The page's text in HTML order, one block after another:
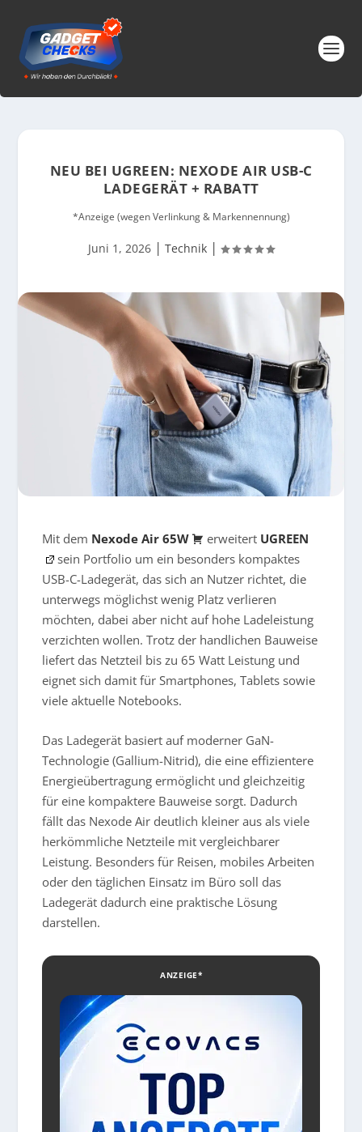
NEU BEI UGREEN: NEXODE AIR USB-C
LADEGERÄT + RABATT
*Anzeige (wegen Verlinkung & Markennennung)
Juni 1, 2026 | Technik |
Mit dem Nexode Air 65W erweitert UGREEN
sein Portfolio um ein besonders kompaktes
USB-C-Ladegerät, das sich an Nutzer richtet, die
unterwegs möglichst wenig Platz verlieren
möchten, dabei aber nicht auf hohe Ladeleistung
verzichten wollen. Trotz der handlichen Bauweise
liefert das Netzteil bis zu 65 Watt Leistung und
eignet sich damit für Smartphones, Tablets sowie
viele aktuelle Notebooks.
Das Ladegerät basiert auf moderner GaN-
Technologie (Gallium-Nitrid), die eine effizientere
Energieübertragung ermöglicht und gleichzeitig
für eine kompaktere Bauweise sorgt. Dadurch
fällt das Nexode Air deutlich kleiner aus als viele
herkömmliche Netzteile mit vergleichbarer
Leistung. Besonders für Reisen, mobiles Arbeiten
oder den täglichen Einsatz im Büro soll das
Ladegerät dadurch eine praktische Lösung
darstellen.
ANZEIGE*